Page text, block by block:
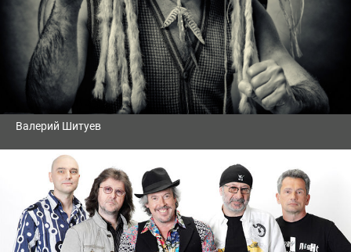
Валерий Шитуев